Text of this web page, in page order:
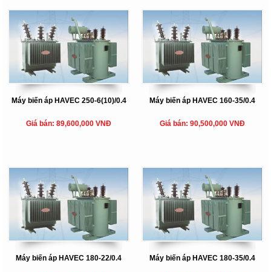
Máy biến áp HAVEC 250-6(10)/0.4
Giá bán: 89,600,000 VNĐ
Máy biến áp HAVEC 160-35/0.4
Giá bán: 90,500,000 VNĐ
Máy biến áp HAVEC 180-22/0.4 Máy biến áp HAVEC 180-35/0.4